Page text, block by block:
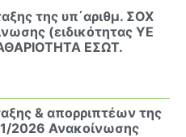
της υπ΄αριθμ. ΣΟΧ
(ειδικότητας ΥΕ
ΕΣΩΤ.
& απορριπτέων της
2026 Ανακοίνωσης